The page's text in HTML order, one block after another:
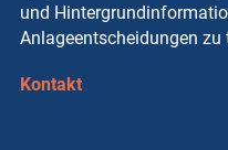
und
Anlageentscheidungen zu
Kontakt